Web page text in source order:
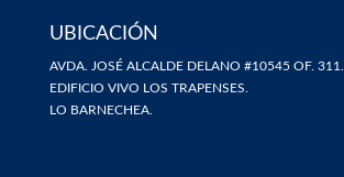
UBICACIÓN
AVDA. JOSÉ ALCALDE DELANO #10545 OF. 311.
EDIFICIO VIVO LOS TRAPENSES.
LO BARNECHEA.